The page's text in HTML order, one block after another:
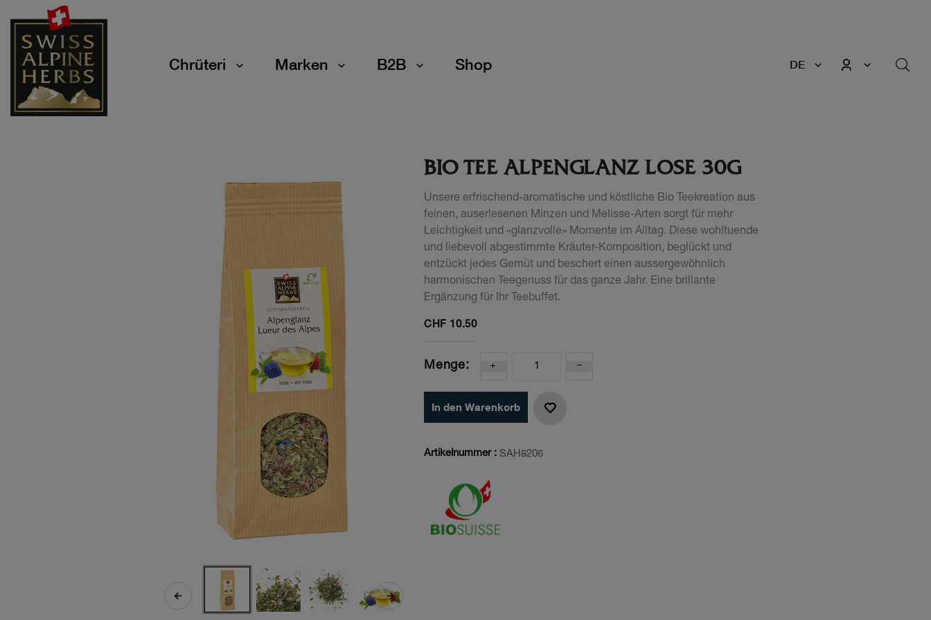
Chrüteri Marken B2B Shop DE
BIO TEE ALPENGLANZ LOSE 30G
Unsere erfrischend-aromatische und köstliche Bio Teekreation aus
feinen, auserlesenen Minzen und Melisse-Arten sorgt für mehr
Leichtigkeit und «glanzvolle» Momente im Alltag. Diese wohltuende
und liebevoll abgestimmte Kräuter-Komposition, beglückt und
entzückt jedes Gemüt und beschert einen aussergewöhnlich
harmonischen Teegenuss für das ganze Jahr. Eine brillante
Ergänzung für Ihr Teebuffet.
CHF 10.50
Menge:
In den Warenkorb
Artikelnummer : SAH8206